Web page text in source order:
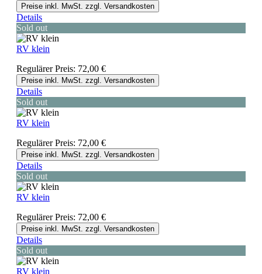
Preise inkl. MwSt. zzgl. Versandkosten
Details
Sold out
RV klein
Regulärer Preis: 72,00 €
Preise inkl. MwSt. zzgl. Versandkosten
Details
Sold out
RV klein
Regulärer Preis: 72,00 €
Preise inkl. MwSt. zzgl. Versandkosten
Details
Sold out
RV klein
Regulärer Preis: 72,00 €
Preise inkl. MwSt. zzgl. Versandkosten
Details
Sold out
RV klein